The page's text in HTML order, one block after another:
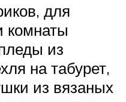
для
комнаты
из
на табурет,
из вязаных